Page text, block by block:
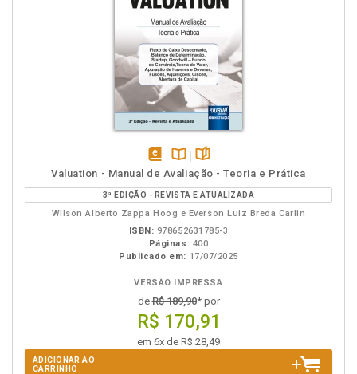
disponível
em
eBook
Disponível
na
B.V.
páginas
Valuation - Manual de Avaliação - Teoria e Prática
3ª EDIÇÃO - REVISTA E ATUALIZADA
Wilson Alberto Zappa Hoog e Everson Luiz Breda Carlin
ISBN: 978652631785-3
Páginas: 400
Publicado em: 17/07/2025
VERSÃO IMPRESSA
deR$ 189,90* por
R$ 170,91
em 6x de R$ 28,49
ADICIONAR AO
CARRINHO